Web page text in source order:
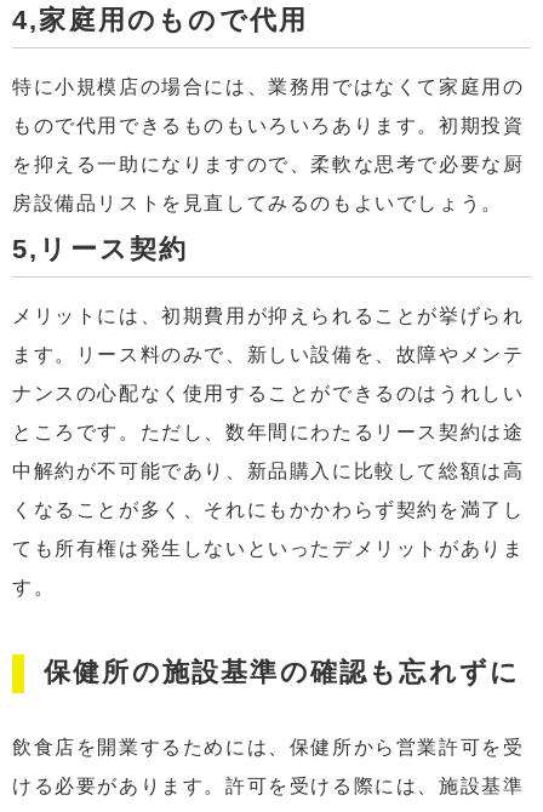
4,家庭用のもので代用
特に小規模店の場合には、業務用ではなくて家庭用の
もので代用できるものもいろいろあります。初期投資
を抑える一助になりますので、柔軟な思考で必要な厨
房設備品リストを見直してみるのもよいでしょう。
5,リース契約
メリットには、初期費用が抑えられることが挙げられ
ます。リース料のみで、新しい設備を、故障やメンテ
ナンスの心配なく使用することができるのはうれしい
ところです。ただし、数年間にわたるリース契約は途
中解約が不可能であり、新品購入に比較して総額は高
くなることが多く、それにもかかわらず契約を満了し
ても所有権は発生しないといったデメリットがありま
す。
保健所の施設基準の確認も忘れずに
飲食店を開業するためには、保健所から営業許可を受
ける必要があります。許可を受ける際には、施設基準